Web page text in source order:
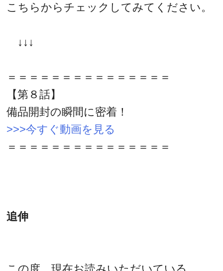
こちらからチェックしてみてください。
↓↓↓
＝＝＝＝＝＝＝＝＝＝＝＝＝＝＝
【第８話】
備品開封の瞬間に密着！
>>>今すぐ動画を見る
＝＝＝＝＝＝＝＝＝＝＝＝＝＝＝
追伸